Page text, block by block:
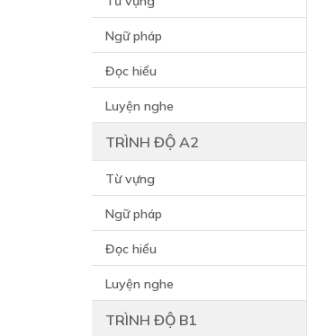
Ngữ pháp
Đọc hiểu
Luyện nghe
TRÌNH ĐỘ A2
Từ vựng
Ngữ pháp
Đọc hiểu
Luyện nghe
TRÌNH ĐỘ B1